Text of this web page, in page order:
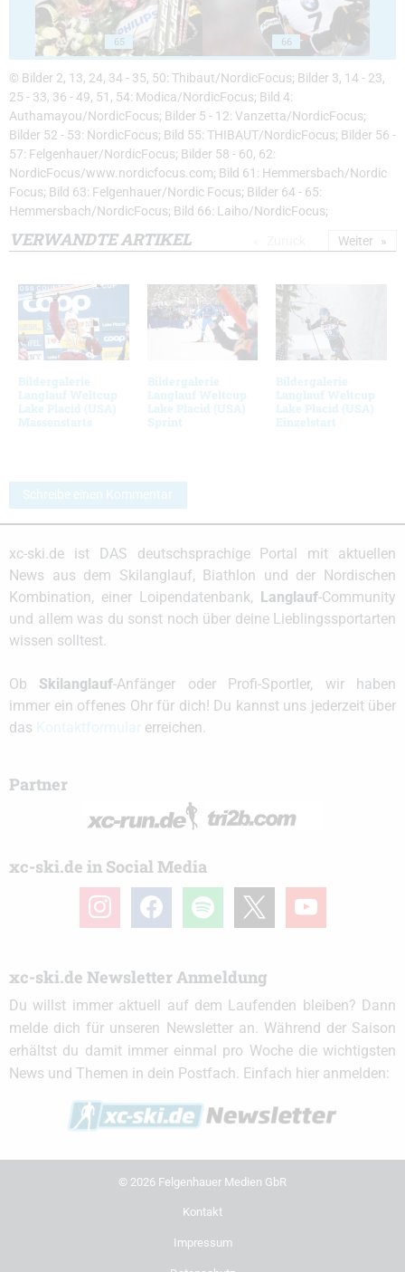
65 66
© Bilder 2, 13, 24, 34 - 35, 50: Thibaut/NordicFocus; Bilder 3, 14 - 23,
25 - 33, 36 - 49, 51, 54: Modica/NordicFocus; Bild 4:
Authamayou/NordicFocus; Bilder 5 - 12: Vanzetta/NordicFocus;
Bilder 52 - 53: NordicFocus; Bild 55: THIBAUT/NordicFocus; Bilder 56 -
57: Felgenhauer/NordicFocus; Bilder 58 - 60, 62:
NordicFocus/www.nordicfocus.com; Bild 61: Hemmersbach/Nordic
Focus; Bild 63: Felgenhauer/Nordic Focus; Bilder 64 - 65:
Hemmersbach/NordicFocus; Bild 66: Laiho/NordicFocus;
VERWANDTE ARTIKEL
Bildergalerie
Langlauf Weltcup
Lake Placid (USA)
Massenstarts
Bildergalerie
Langlauf Weltcup
Lake Placid (USA)
Sprint
Bildergalerie
Langlauf Weltcup
Lake Placid (USA)
Einzelstart
Weiter
Schreibe einen Kommentar
xc-ski.de ist DAS deutschsprachige Portal mit aktuellen
News aus dem Skilanglauf, Biathlon und der Nordischen
Kombination, einer Loipendatenbank,
Langlauf-Community
und allem was du sonst noch über deine Lieblingssportarten
wissen solltest.
Ob Skilanglauf-Anfänger oder Profi-Sportler, wir haben
immer ein offenes Ohr für dich! Du kannst uns jederzeit über
das
erreichen.
Partner
xc-ski.de in Social Media
instagramfacebook spotify youtube
xc-ski.de Newsletter Anmeldung
Du willst immer aktuell auf dem Laufenden bleiben? Dann
melde dich für unseren Newsletter an. Während der Saison
erhältst du damit immer einmal pro Woche die wichtigsten
News und Themen in dein Postfach. Einfach hier anmelden:
© 2026 Felgenhauer Medien GbR
Kontakt
Impressum